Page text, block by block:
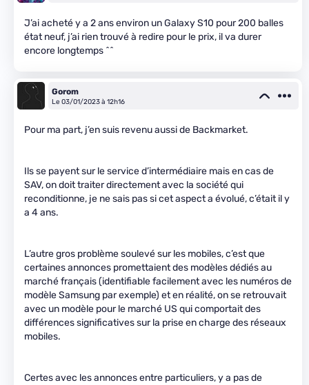
J’ai acheté y a 2 ans environ un Galaxy S10 pour 200 balles
état neuf, j’ai rien trouvé à redire pour le prix, il va durer
encore longtemps ^^
Gorom
Le 03/01/2023 à 12h16
Pour ma part, j’en suis revenu aussi de Backmarket.
Ils se payent sur le service d’intermédiaire mais en cas de
SAV, on doit traiter directement avec la société qui
reconditionne, je ne sais pas si cet aspect a évolué, c’était il y
a 4 ans.
L’autre gros problème soulevé sur les mobiles, c’est que
certaines annonces promettaient des modèles dédiés au
marché français (identifiable facilement avec les numéros de
modèle Samsung par exemple) et en réalité, on se retrouvait
avec un modèle pour le marché US qui comportait des
différences significatives sur la prise en charge des réseaux
mobiles.
Certes avec les annonces entre particuliers, y a pas de